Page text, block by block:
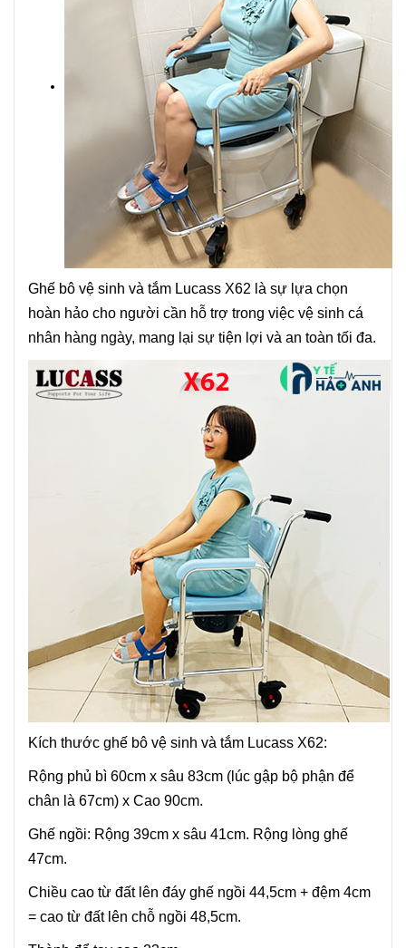
Ghế bô vệ sinh và tắm Lucass X62 là sự lựa chọn
hoàn hảo cho người cần hỗ trợ trong việc vệ sinh cá
nhân hàng ngày, mang lại sự tiện lợi và an toàn tối đa.
Kích thước ghế bô vệ sinh và tắm Lucass X62:
Rộng phủ bì 60cm x sâu 83cm (lúc gập bộ phận để
chân là 67cm) x Cao 90cm.
Ghế ngồi: Rộng 39cm x sâu 41cm. Rộng lòng ghế
47cm.
Chiều cao từ đất lên đáy ghế ngồi 44,5cm + đệm 4cm
= cao từ đất lên chỗ ngồi 48,5cm.